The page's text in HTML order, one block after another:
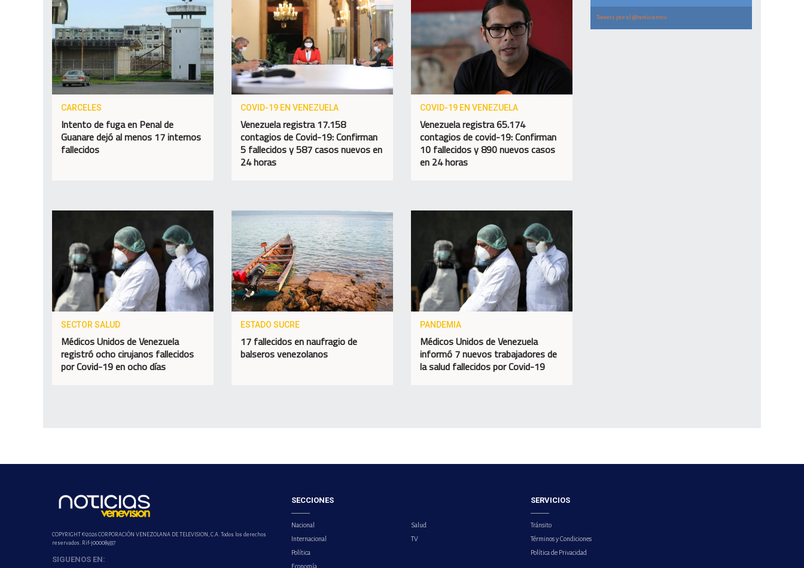
CARCELES
Intento de fuga en Penal de
Guanare dejó al menos 17 internos
fallecidos
COVID-19 EN VENEZUELA
Venezuela registra 17.158
contagios de Covid-19: Confirman
5 fallecidos y 587 casos nuevos en
24 horas
COVID-19 EN VENEZUELA
Venezuela registra 65.174
contagios de covid-19: Confirman
10 fallecidos y 890 nuevos casos
en 24 horas
SECTOR SALUD
Médicos Unidos de Venezuela
registró ocho cirujanos fallecidos
por Covid-19 en ocho días
ESTADO SUCRE
17 fallecidos en naufragio de
balseros venezolanos
PANDEMIA
Médicos Unidos de Venezuela
informó 7 nuevos trabajadores de
la salud fallecidos por Covid-19
Tweets por el @noticierovv.
COPYRIGHT ©2026 CORPORACIÓN VENEZOLANA DE TELEVISION, C.A. Todos los derechos
reservados. Rif-j000089337
SIGUENOS EN:
SECCIONES
Nacional
Internacional
Política
Economía
Salud
TV
SERVICIOS
Tránsito
Términos y Condiciones
Política de Privacidad